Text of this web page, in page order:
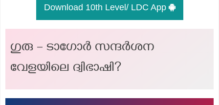
Download 10th Level/ LDC App
ഗുരു – ടാഗോർ സന്ദർശന
വേളയിലെ ദ്വിഭാഷി?